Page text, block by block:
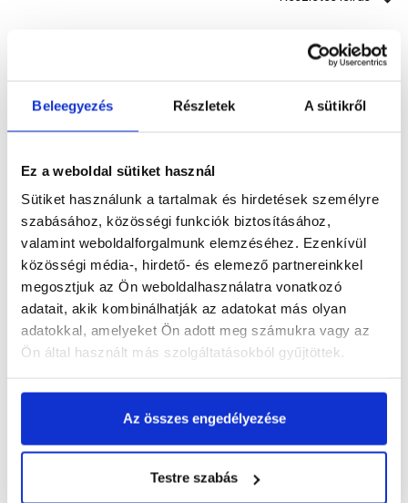
Beleegyezés Részletek A sütikről
Ez a weboldal sütiket használ
Sütiket használunk a tartalmak és hirdetések személyre
szabásához, közösségi funkciók biztosításához,
valamint weboldalforgalmunk elemzéséhez. Ezenkívül
közösségi média-, hirdető- és elemező partnereinkkel
megosztjuk az Ön weboldalhasználatra vonatkozó
adatait, akik kombinálhatják az adatokat más olyan
adatokkal, amelyeket Ön adott meg számukra vagy az
Ön által használt más szolgáltatásokból gyűjtöttek.
Az összes engedélyezése
Testre szabás
Termékinformáció
Dokumentumok(2)
Kérdések és válaszok